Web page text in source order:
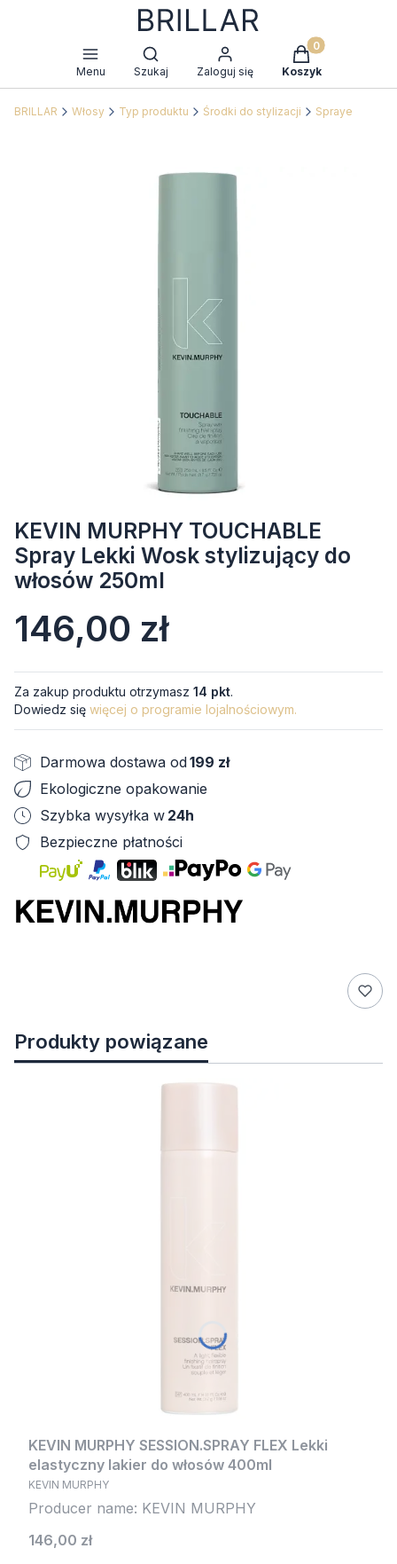
Menu
Otwórz wyszukiwarkę
Szukaj Zaloguj się
Produkty w
Koszyk
BRILLAR Włosy Typ produktu Środki do stylizacji Spraye
KEVIN MURPHY TOUCHABLE
Spray Lekki Wosk stylizujący do
włosów 250ml
Cena
146,00 zł
Za zakup produktu otrzymasz 14 pkt.
Dowiedz się więcej o programie lojalnościowym.
Darmowa dostawa od199 zł
Ekologiczne opakowanie
Szybka wysyłka w 24h
Bezpieczne płatności
Produkty powiązane
KEVIN MURPHY SESSION.SPRAY FLEX Lekki
elastyczny lakier do włosów 400ml
KEVIN MURPHY
Producer name: KEVIN MURPHY
Cena
146,00 zł